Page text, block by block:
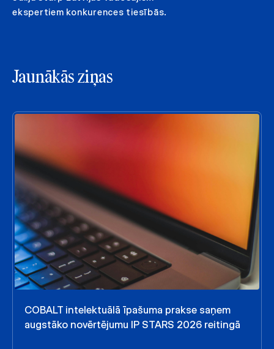
ekspertiem konkurences tiesībās.
Jaunākās ziņas
COBALT intelektuālā īpašuma prakse saņem
augstāko novērtējumu IP STARS 2026 reitingā